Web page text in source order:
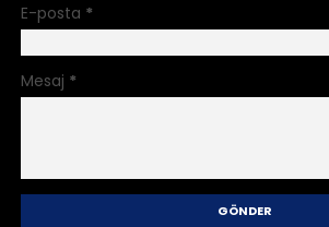
E-posta *
Mesaj *